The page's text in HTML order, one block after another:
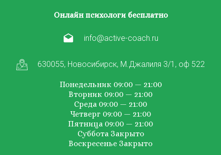
Онлайн психологи бесплатно
info@active-coach.ru
630055, Новосибирск, М.Джалиля 3/1, оф 522
Понедельник 09:00 — 21:00
Вторник 09:00 — 21:00
Среда 09:00 — 21:00
Четверг 09:00 — 21:00
Пятница 09:00 — 21:00
Суббота Закрыто
Воскресенье Закрыто